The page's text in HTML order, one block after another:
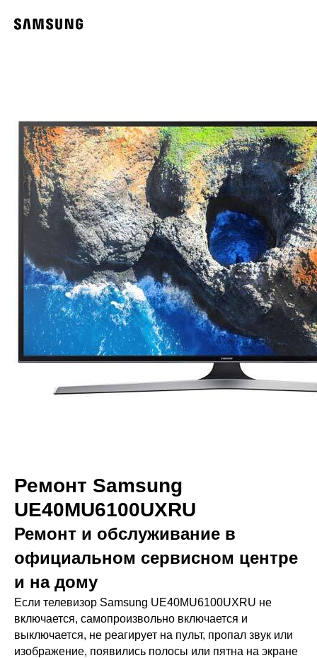
Ремонт Samsung
UE40MU6100UXRU
Ремонт и обслуживание в
официальном сервисном центре
и на дому
Если телевизор Samsung UE40MU6100UXRU не
включается, самопроизвольно включается и
выключается, не реагирует на пульт, пропал звук или
изображение, появились полосы или пятна на экране